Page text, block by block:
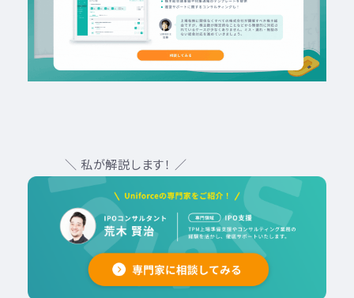
＼ 私が解説します！ ／